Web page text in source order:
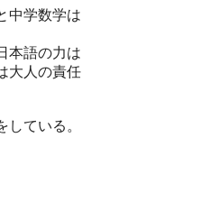
中学数学は
本語の力は
大人の責任
ている。